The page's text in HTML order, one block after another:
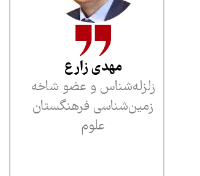
مهدی زارع
زلزله‌شناس و عضو شاخه
زمین‌شناسی فرهنگستان
علوم